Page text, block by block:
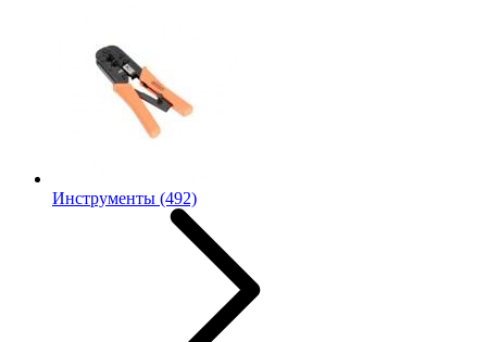
Инструменты (492)